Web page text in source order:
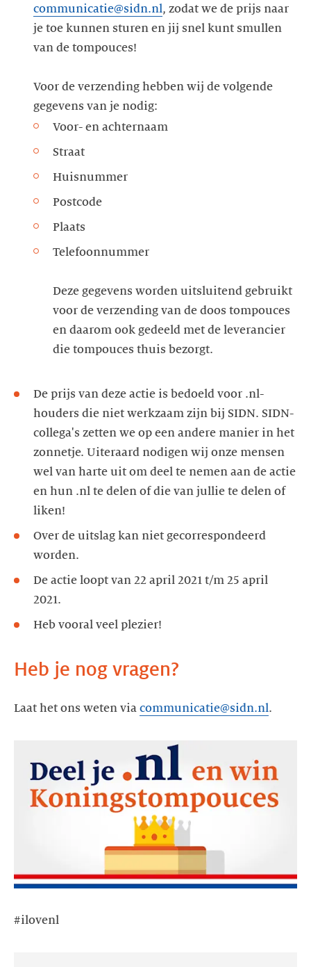
communicatie@sidn.nl, zodat we de prijs naar
je toe kunnen sturen en jij snel kunt smullen
van de tompouces!
Voor de verzending hebben wij de volgende
Voor- en achternaam
Straat
Huisnummer
Postcode
Plaats
Telefoonnummer
Deze gegevens worden uitsluitend gebruikt
voor de verzending van de doos tompouces
en daarom ook gedeeld met de leverancier
De prijs van deze actie is bedoeld voor .nl-
houders die niet werkzaam zijn bij SIDN. SIDN-
collega's zetten we op een andere manier in het
zonnetje. Uiteraard nodigen wij onze mensen
wel van harte uit om deel te nemen aan de actie
en hun .nl te delen of die van jullie te delen of
liken!
Over de uitslag kan niet gecorrespondeerd
worden.
De actie loopt van 22 april 2021 t/m 25 april
2021.
Heb vooral veel plezier!
Heb je nog vragen?
Laat het ons weten via communicatie@sidn.nl.
#ilovenl